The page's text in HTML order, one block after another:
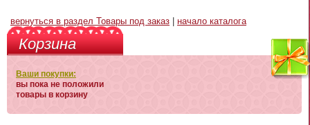
вернуться в раздел Товары под заказ начало каталога
Корзина
Ваши покупки:
вы пока не положили
товары в корзину